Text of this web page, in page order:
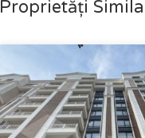
Proprietăți